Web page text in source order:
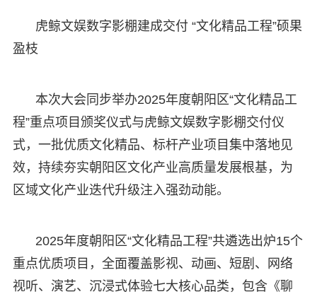
虎鲸文娱数字影棚建成交付 “文化精品工程”硕果
盈枝
本次大会同步举办2025年度朝阳区“文化精品工
程”重点项目颁奖仪式与虎鲸文娱数字影棚交付仪
式，一批优质文化精品、标杆产业项目集中落地见
效，持续夯实朝阳区文化产业高质量发展根基，为
区域文化产业迭代升级注入强劲动能。
2025年度朝阳区“文化精品工程”共遴选出炉15个
重点优质项目，全面覆盖影视、动画、短剧、网络
视听、演艺、沉浸式体验七大核心品类，包含《聊